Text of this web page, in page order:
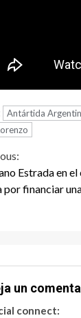
Antártida
Estrada en
por financiar
un
connect: